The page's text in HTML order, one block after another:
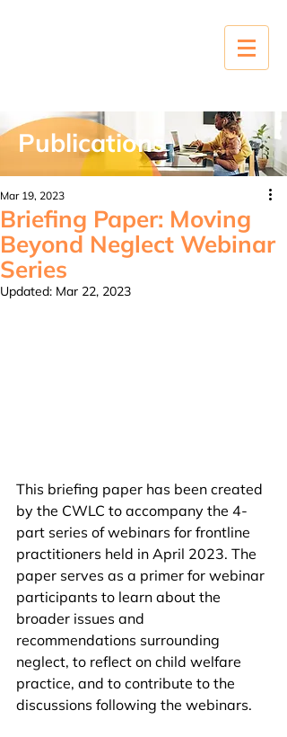
Publications
Briefing Paper: Moving
Beyond Neglect Webinar
Series
Mar 19, 2023
Updated: Mar 22, 2023
This briefing paper has been created
by the CWLC to accompany the 4-
part series of webinars for frontline
practitioners held in April 2023. The
paper serves as a primer for webinar
participants to learn about the
broader issues and
recommendations surrounding
neglect, to reflect on child welfare
practice, and to contribute to the
discussions following the webinars.